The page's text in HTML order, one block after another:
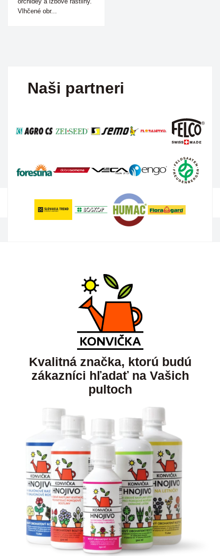
Vlhčené obr...
Naši partneri
Kvalitná značka, ktorú budú
zákazníci hľadať na Vašich
pultoch